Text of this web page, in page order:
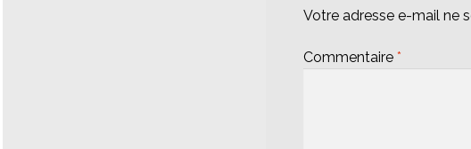
Votre adresse e-mail ne
Commentaire *